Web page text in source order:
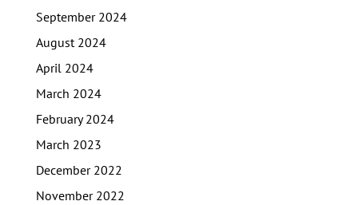
September 2024
August 2024
April 2024
March 2024
February 2024
March 2023
December 2022
November 2022